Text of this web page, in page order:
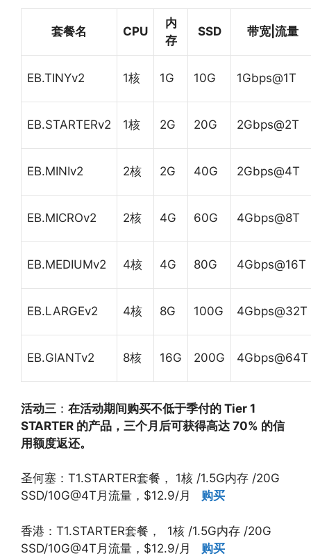
套餐名 CPU
内
存
SSD 带宽|流量
EB.TINYv2 1核 1G 10G 1Gbps@1T
EB.STARTERv2 1核 2G 20G 2Gbps@2T
EB.MINIv2 2核 2G 40G 2Gbps@4T
EB.MICROv2 2核 4G 60G 4Gbps@8T
EB.MEDIUMv2 4核 4G 80G 4Gbps@16T
EB.LARGEv2 4核 8G 100G 4Gbps@32T
EB.GIANTv2 8核 16G 200G 4Gbps@64T
活动三 ： 在活动期间购买不低于季付的 Tier 1
STARTER 的产品，三个月后可获得高达 70% 的信
用额度返还。
圣何塞：T1.STARTER套餐， 1核 /1.5G内存 /20G
SSD/10G@4T月流量，$12.9/月 购买
香港：T1.STARTER套餐， 1核 /1.5G内存 /20G
SSD/10G@4T月流量，$12.9/月 购买